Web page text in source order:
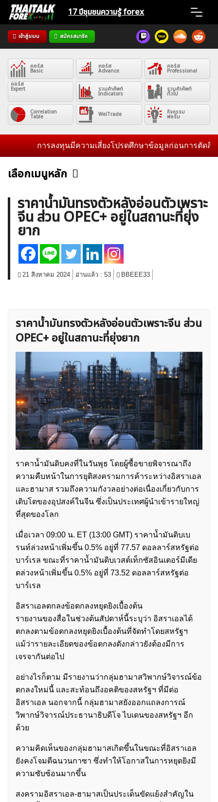
Skip
content
17 ปีชุมชนความรู้ forex
เข้าสู่ระบบ สมัครสมาชิก
Home
News
Articles
VPS Register
ค้นหา
สำหรับ:
คอร์ส
Basic
คอร์ส
Advance
คอร์ส
Professional
คอร์ส
Expert รวมคำศัพท์
Indicators
รวมคำศัพท์
ทั่วไป
Correlation
Table WelTrade กิจกรรม
ฟอรั่ม
การลงทุนมีความเสี่ยงโปรดศึกษาข้อมูลก่อนการตัดสินใจ
เลือกเมนูหลัก
ข่าวฟอเร็กซ์และสกุลเงิน คริปโตเคอร์เรนซี
ฟรีซิกแนล รายวัน
บทวิเคราะห์
เศรษฐกิจทั่วไป ดัชนี-หุ้น
พันธบัตร
สินค้าโภคภัณฑ์
กองทุน Forex
ฟรี EA
ราคาน้ำมันทรงตัวหลังอ่อนตัวเพราะ
จีน ส่วน OPEC+ อยู่ในสถานะที่ยุ่ง
ยาก
21 สิงหาคม 2024 อ่านแล้ว : 53 BBEEE33
ราคาน้ำมันทรงตัวหลังอ่อนตัวเพราะจีน ส่วน
OPEC+ อยู่ในสถานะที่ยุ่งยาก
ราคาน้ำมันดิบคงที่ในวันพุธ โดยผู้ซื้อขายพิจารณาถึง
ความคืบหน้าในการยุติสงครามการค้าระหว่างอิสราเอล
และฮามาส รวมถึงความกังวลอย่างต่อเนื่องเกี่ยวกับการ
เติบโตของอุปสงค์ในจีน ซึ่งเป็นประเทศผู้นำเข้ารายใหญ่
ที่สุดของโลก
เมื่อเวลา 09:00 น. ET (13:00 GMT) ราคาน้ำมันดิบเบ
รนท์ล่วงหน้าเพิ่มขึ้น 0.5% อยู่ที่ 77.57 ดอลลาร์สหรัฐต่อ
บาร์เรล ขณะที่ราคาน้ำมันดิบเวสต์เท็กซัสอินเตอร์มีเดีย
ตล่วงหน้าเพิ่มขึ้น 0.5% อยู่ที่ 73.52 ดอลลาร์สหรัฐต่อ
บาร์เรล
อิสราเอลตกลงข้อตกลงหยุดยิงเบื้องต้น
รายงานของสื่อในช่วงต้นสัปดาห์นี้ระบุว่า อิสราเอลได้
ตกลงตามข้อตกลงหยุดยิงเบื้องต้นที่จัดทำโดยสหรัฐฯ
แม้ว่ารายละเอียดของข้อตกลงดังกล่าวยังต้องมีการ
เจรจากันต่อไป
อย่างไรก็ตาม มีรายงานว่ากลุ่มฮามาสวิพากษ์วิจารณ์ข้อ
ตกลงใหม่นี้ และสะท้อนถึงอคติของสหรัฐฯ ที่มีต่อ
อิสราเอล นอกจากนี้ กลุ่มฮามาสยังออกแถลงการณ์
วิพากษ์วิจารณ์ประธานาธิบดีโจ ไบเดนของสหรัฐฯ อีก
ด้วย
ความคิดเห็นของกลุ่มฮามาสเกิดขึ้นในขณะที่อิสราเอล
ยังคงโจมตีฉนวนกาซา ซึ่งทำให้โอกาสในการหยุดยิงมี
ความซับซ้อนมากขึ้น
สงครามอิสราเอล-ฮามาสเป็นประเด็นขัดแย้งสำคัญใน